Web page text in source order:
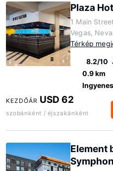
Plaza
1 Main
Vegas,
Térkép
8.2/10
0.9 km
KEZDŐÁR USD 62
szobánként / éjszakánként
Element